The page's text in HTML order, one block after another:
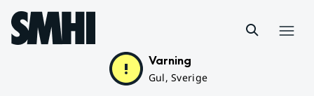
Hoppa till sidans innehåll
Varning
Gul, Sverige